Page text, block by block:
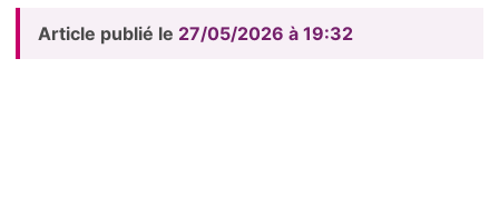
Article publié le 27/05/2026 à 19:32